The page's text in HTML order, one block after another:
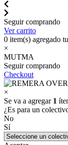
Seguir comprando
Ver carrito
0 item(s) agregado
×
MUTMA
Seguir comprando
Checkout
×
Se va a agregar 1
¿Es para un
No
Sí